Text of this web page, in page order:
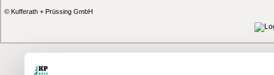
© Kufferath + Prüssing GmbH